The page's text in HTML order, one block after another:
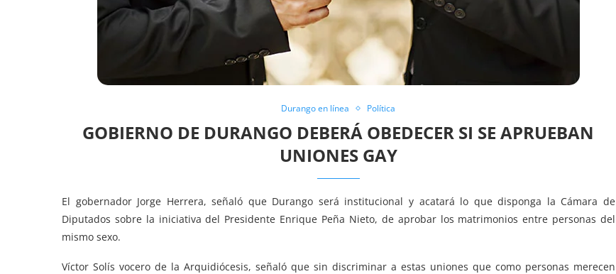
Durango en línea Política
GOBIERNO DE DURANGO DEBERÁ OBEDECER SI SE APRUEBAN
UNIONES GAY
El gobernador Jorge Herrera, señaló que Durango será institucional y acatará lo que disponga la Cámara de
Diputados sobre la iniciativa del Presidente Enrique Peña Nieto, de aprobar los matrimonios entre personas del
mismo sexo.
Víctor Solís vocero de la Arquidiócesis, señaló que sin discriminar a estas uniones que como personas merecen